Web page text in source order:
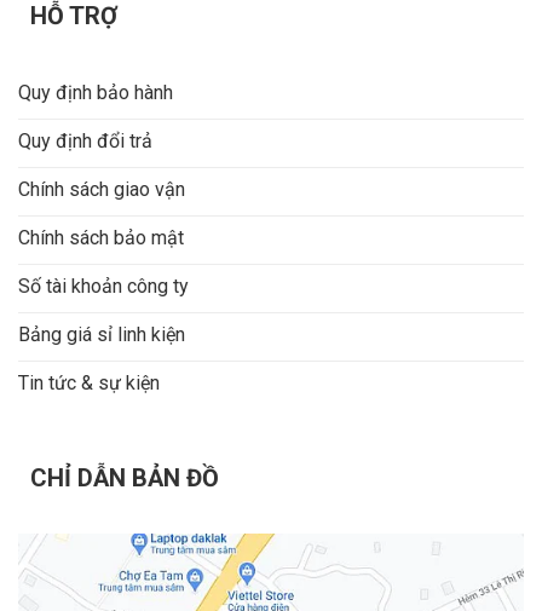
HỖ TRỢ
Quy định bảo hành
Quy định đổi trả
Chính sách giao vận
Chính sách bảo mật
Số tài khoản công ty
Bảng giá sỉ linh kiện
Tin tức & sự kiện
CHỈ DẪN BẢN ĐỒ